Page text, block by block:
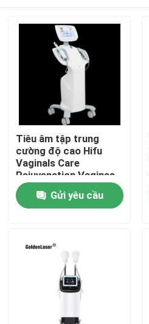
Nhà
Tiêu âm tập trung
cường độ cao Hifu
Vaginals Care
Rejuvenation Vaginas
Tightening Machine
Gửi yêu cầu